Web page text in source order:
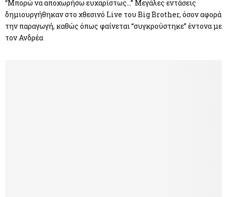
“Μπορώ να αποχωρήσω ευχαρίστως…” Μεγάλες εντάσεις
δημιουργήθηκαν στο χθεσινό Live του Big Brother, όσον αφορά
την παραγωγή, καθώς όπως φαίνεται “συγκρούστηκε” έντονα με
τον Ανδρέα